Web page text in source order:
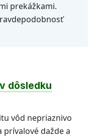
prekážkami.
dôsledku
vôd nepriaznivo
prívalové dažde a